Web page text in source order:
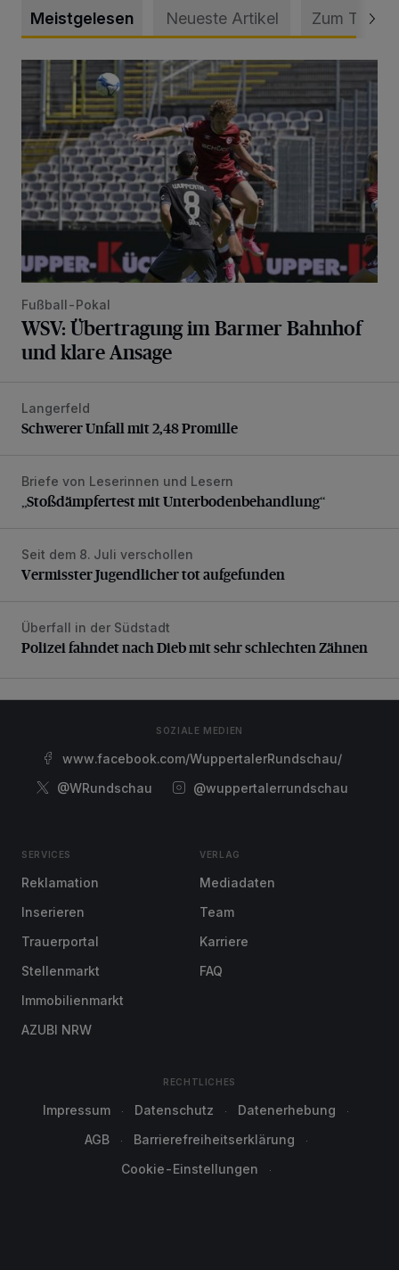
Meistgelesen Neueste Artikel Zum Thema
WSV: Übertragung im Barmer Bahnhof und klare Ansage
Fußball-Pokal
WSV: Übertragung im Barmer Bahnhof
und klare Ansage
Schwerer Unfall mit 2,48 Promille
Langerfeld
Schwerer Unfall mit 2,48 Promille
„Stoßdämpfertest mit Unterbodenbehandlung“
Briefe von Leserinnen und Lesern
„Stoßdämpfertest mit Unterbodenbehandlung“
Vermisster Jugendlicher tot aufgefunden
Seit dem 8. Juli verschollen
Vermisster Jugendlicher tot aufgefunden
Polizei fahndet nach Dieb mit sehr schlechten Zähnen
Überfall in der Südstadt
Polizei fahndet nach Dieb mit sehr schlechten Zähnen
SOZIALE MEDIEN
www.facebook.com/WuppertalerRundschau/
@WRundschau
@wuppertalerrundschau
SERVICES
Reklamation
Inserieren
Trauerportal
Stellenmarkt
Immobilienmarkt
AZUBI NRW
VERLAG
Mediadaten
Team
Karriere
FAQ
RECHTLICHES
Impressum Datenschutz
Datenerhebung
AGB
Barrierefreiheitserklärung
Cookie-Einstellungen